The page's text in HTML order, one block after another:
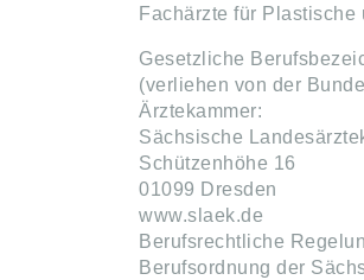
Fachärzte für
Gesetzliche
(verliehen von der
Ärztekammer:
Sächsische
Schützenhöhe 16
01099 Dresden
www.slaek.de
Berufsrechtliche
Berufsordnung der